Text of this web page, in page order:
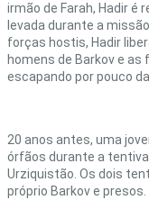
irmão de Farah, Hadir é
levada durante a
forças hostis, Hadir
homens de Barkov e as
escapando por pouco
20 anos antes, uma
órfãos durante a
Urziquistão. Os dois
próprio Barkov e